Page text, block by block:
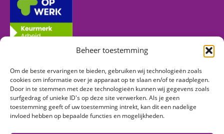
Beheer toestemming
Om de beste ervaringen te bieden, gebruiken wij technologieën zoals
cookies om informatie over je apparaat op te slaan en/of te raadplegen.
Door in te stemmen met deze technologieën kunnen wij gegevens zoals
surfgedrag of unieke ID's op deze site verwerken. Als je geen
toestemming geeft of uw toestemming intrekt, kan dit een nadelige
invloed hebben op bepaalde functies en mogelijkheden.
Volg ons
Vind ons op:
FacebookLinkedinInstagram